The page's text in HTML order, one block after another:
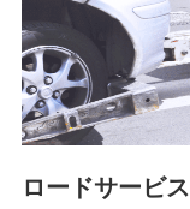
8.取引先個人情報
取引先としての選
続き業務、取引管
のため
9.お問い合わせ情
ロードサービ